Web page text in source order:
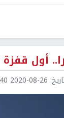
أول قفزة
2020-08-26 10:40